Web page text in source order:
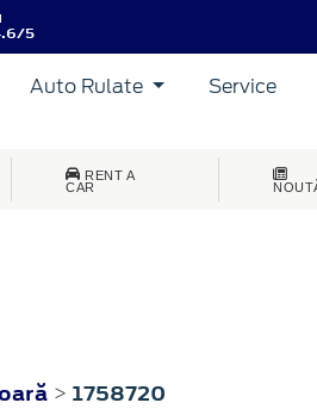
5
Auto Rulate Service
RENT A
CAR
> 1758720